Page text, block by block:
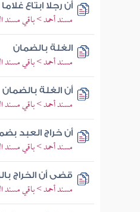
أن رجلا ابتاع
مسند أحمد > باقي مسند
الغلة بالضمان
مسند أحمد > باقي مسند
أن الغلة بالضمان
مسند أحمد > باقي مسند
أن خراج العبد
مسند أحمد > باقي مسند
قضى أن الخراج
مسند أحمد > باقي مسند